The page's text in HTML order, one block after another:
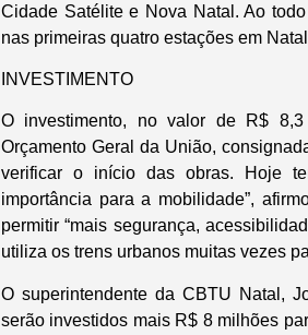
Cidade Satélite e Nova Natal. Ao
nas primeiras quatro estações em
INVESTIMENTO
O investimento, no valor de R$
Orçamento Geral da União,
verificar o início das obras. Hoje
importância para a mobilidade”,
permitir “mais segurança,
utiliza os trens urbanos muitas vezes
O superintendente da CBTU Natal,
serão investidos mais R$ 8 milhões